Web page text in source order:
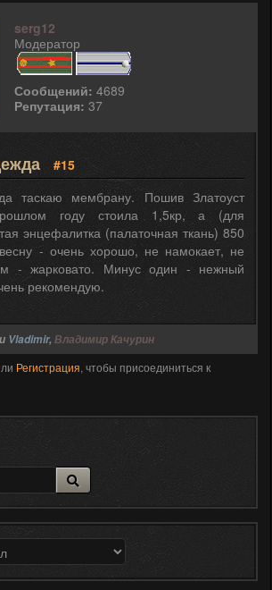
serg12
Модератор
Сообщений: 4689
Репутация: 37
#15
таскаю мембрану. Пошив Златоуст
году стоила 1,5кр, а (для
энцефалитка (палаточная ткань) 850
- очень хорошо, не намокает, не
- жарковато. Минус один - нежный
рекомендую.
Vladimir, Владимир Качурин
Регистрация, чтобы присоединиться к